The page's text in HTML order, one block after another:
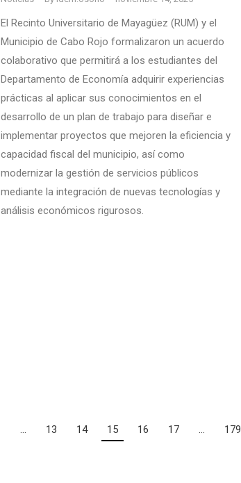
El Recinto Universitario de Mayagüez (RUM) y el
Municipio de Cabo Rojo formalizaron un acuerdo
colaborativo que permitirá a los estudiantes del
Departamento de Economía adquirir experiencias
prácticas al aplicar sus conocimientos en el
desarrollo de un plan de trabajo para diseñar e
implementar proyectos que mejoren la eficiencia y
capacidad fiscal del municipio, así como
modernizar la gestión de servicios públicos
mediante la integración de nuevas tecnologías y
análisis económicos rigurosos.
… 13 14 15 16 17 … 179